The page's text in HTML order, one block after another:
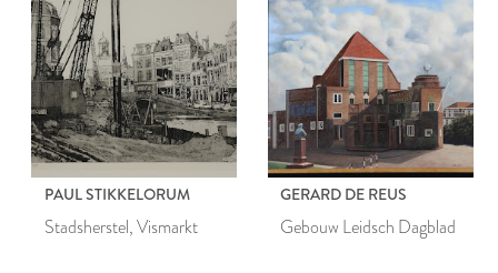
PAUL STIKKELORUM
Stadsherstel, Vismarkt
GERARD DE REUS
Gebouw Leidsch Dagblad